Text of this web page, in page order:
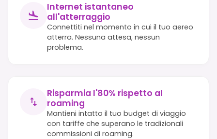
Internet istantaneo
all'atterraggio
Connettiti nel momento in cui il tuo aereo
atterra. Nessuna attesa, nessun
problema.
Risparmia l'80% rispetto al
roaming
Mantieni intatto il tuo budget di viaggio
con tariffe che superano le tradizionali
commissioni di roaming.